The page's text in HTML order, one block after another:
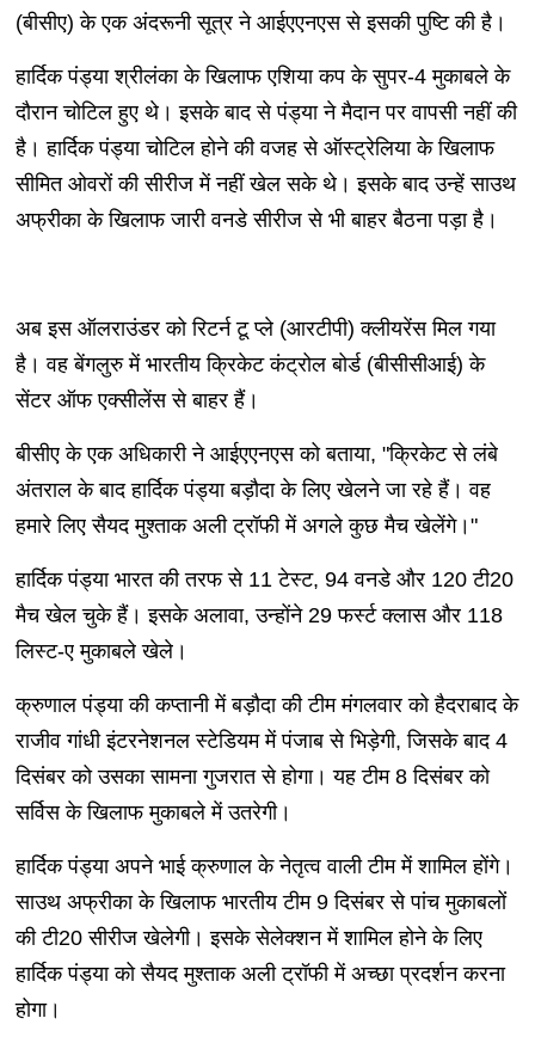
(बीसीए) के एक अंदरूनी सूत्र ने आईएएनएस से इसकी पुष्टि की है।
हार्दिक पंड्या श्रीलंका के खिलाफ एशिया कप के सुपर-4 मुकाबले के
दौरान चोटिल हुए थे। इसके बाद से पंड्या ने मैदान पर वापसी नहीं की
है। हार्दिक पंड्या चोटिल होने की वजह से ऑस्ट्रेलिया के खिलाफ
सीमित ओवरों की सीरीज में नहीं खेल सके थे। इसके बाद उन्हें साउथ
अफ्रीका के खिलाफ जारी वनडे सीरीज से भी बाहर बैठना पड़ा है।
अब इस ऑलराउंडर को रिटर्न टू प्ले (आरटीपी) क्लीयरेंस मिल गया
है। वह बेंगलुरु में भारतीय क्रिकेट कंट्रोल बोर्ड (बीसीसीआई) के
सेंटर ऑफ एक्सीलेंस से बाहर हैं।
बीसीए के एक अधिकारी ने आईएएनएस को बताया, "क्रिकेट से लंबे
अंतराल के बाद हार्दिक पंड्या बड़ौदा के लिए खेलने जा रहे हैं। वह
हमारे लिए सैयद मुश्ताक अली ट्रॉफी में अगले कुछ मैच खेलेंगे।"
हार्दिक पंड्या भारत की तरफ से 11 टेस्ट, 94 वनडे और 120 टी20
मैच खेल चुके हैं। इसके अलावा, उन्होंने 29 फर्स्ट क्लास और 118
लिस्ट-ए मुकाबले खेले।
क्रुणाल पंड्या की कप्तानी में बड़ौदा की टीम मंगलवार को हैदराबाद के
राजीव गांधी इंटरनेशनल स्टेडियम में पंजाब से भिड़ेगी, जिसके बाद 4
दिसंबर को उसका सामना गुजरात से होगा। यह टीम 8 दिसंबर को
सर्विस के खिलाफ मुकाबले में उतरेगी।
हार्दिक पंड्या अपने भाई क्रुणाल के नेतृत्व वाली टीम में शामिल होंगे।
साउथ अफ्रीका के खिलाफ भारतीय टीम 9 दिसंबर से पांच मुकाबलों
की टी20 सीरीज खेलेगी। इसके सेलेक्शन में शामिल होने के लिए
हार्दिक पंड्या को सैयद मुश्ताक अली ट्रॉफी में अच्छा प्रदर्शन करना
होगा।